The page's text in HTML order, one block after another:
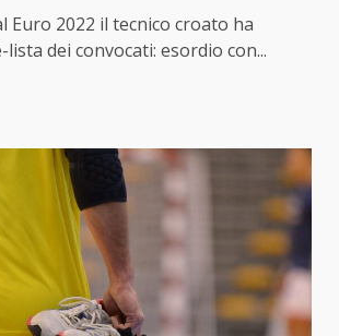
Euro 2022 il tecnico croato ha
dei convocati: esordio con...